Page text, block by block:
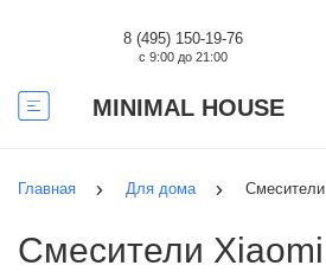
MINIMAL HOUSE
8 (495) 150-19-76
с 9:00 до 21:00
Главная Для дома Смесители
Смесители Xiaomi